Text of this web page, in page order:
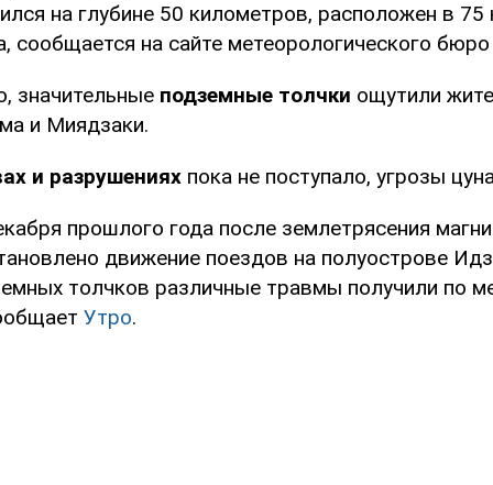
на глубине 50 километров, расположен в 75
сообщается на сайте метеорологического
значительные подземные толчки ощутили
и Миядзаки.
и разрушениях пока не поступало, угрозы
прошлого года после землетрясения
движение поездов на полуострове
толчков различные травмы получили по
Утро.